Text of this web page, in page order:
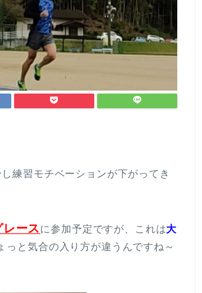
練習モチベーションが下がってき
ースに参加予定ですが、これは大
っと気合の入り方が違うんですね～